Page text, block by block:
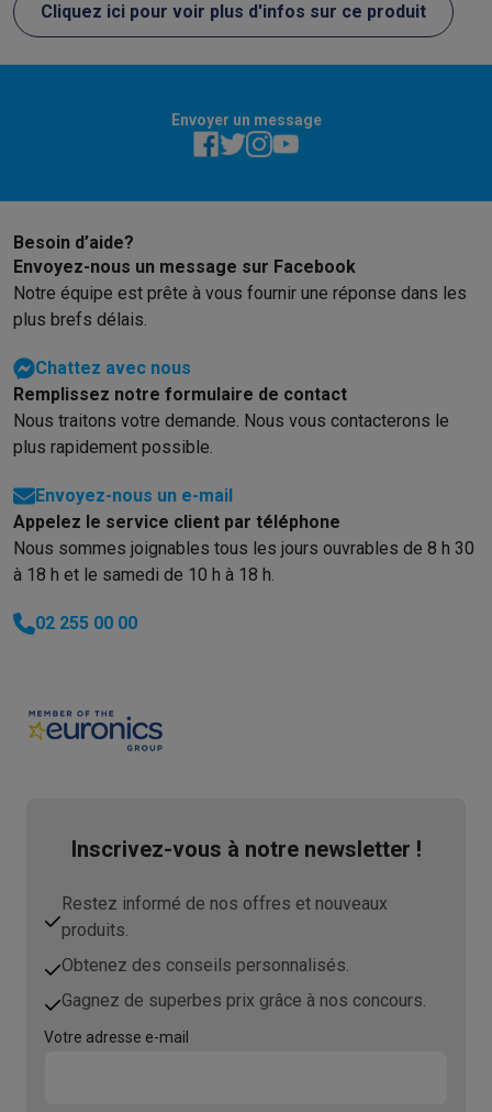
SoldesToutes les soldes Soldes gros électroSoldes petit
Gift card Écochèques
Réparation de votre appareil
Télévision & Audio
Sport & LoisirsChoisir une montre connectée
Outlet
OutletToutes nos offres outlet
Cliquez ici pour voir plus d'infos sur ce produit
Envoyer un message
Besoin d’aide?
Envoyez-nous un message sur Facebook
Notre équipe est prête à vous fournir une réponse dans les
plus brefs délais.
Chattez avec nous
Remplissez notre formulaire de contact
Nous traitons votre demande. Nous vous contacterons le
plus rapidement possible.
Envoyez-nous un e-mail
Appelez le service client par téléphone
Nous sommes joignables tous les jours ouvrables de 8 h 30
à 18 h et le samedi de 10 h à 18 h.
02 255 00 00
Inscrivez-vous à notre newsletter !
Restez informé de nos offres et nouveaux
produits.
Obtenez des conseils personnalisés.
Gagnez de superbes prix grâce à nos concours.
Votre adresse e-mail